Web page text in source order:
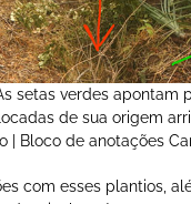
setas verdes apontam
de sua origem
| Bloco de anotações
com esses plantios,